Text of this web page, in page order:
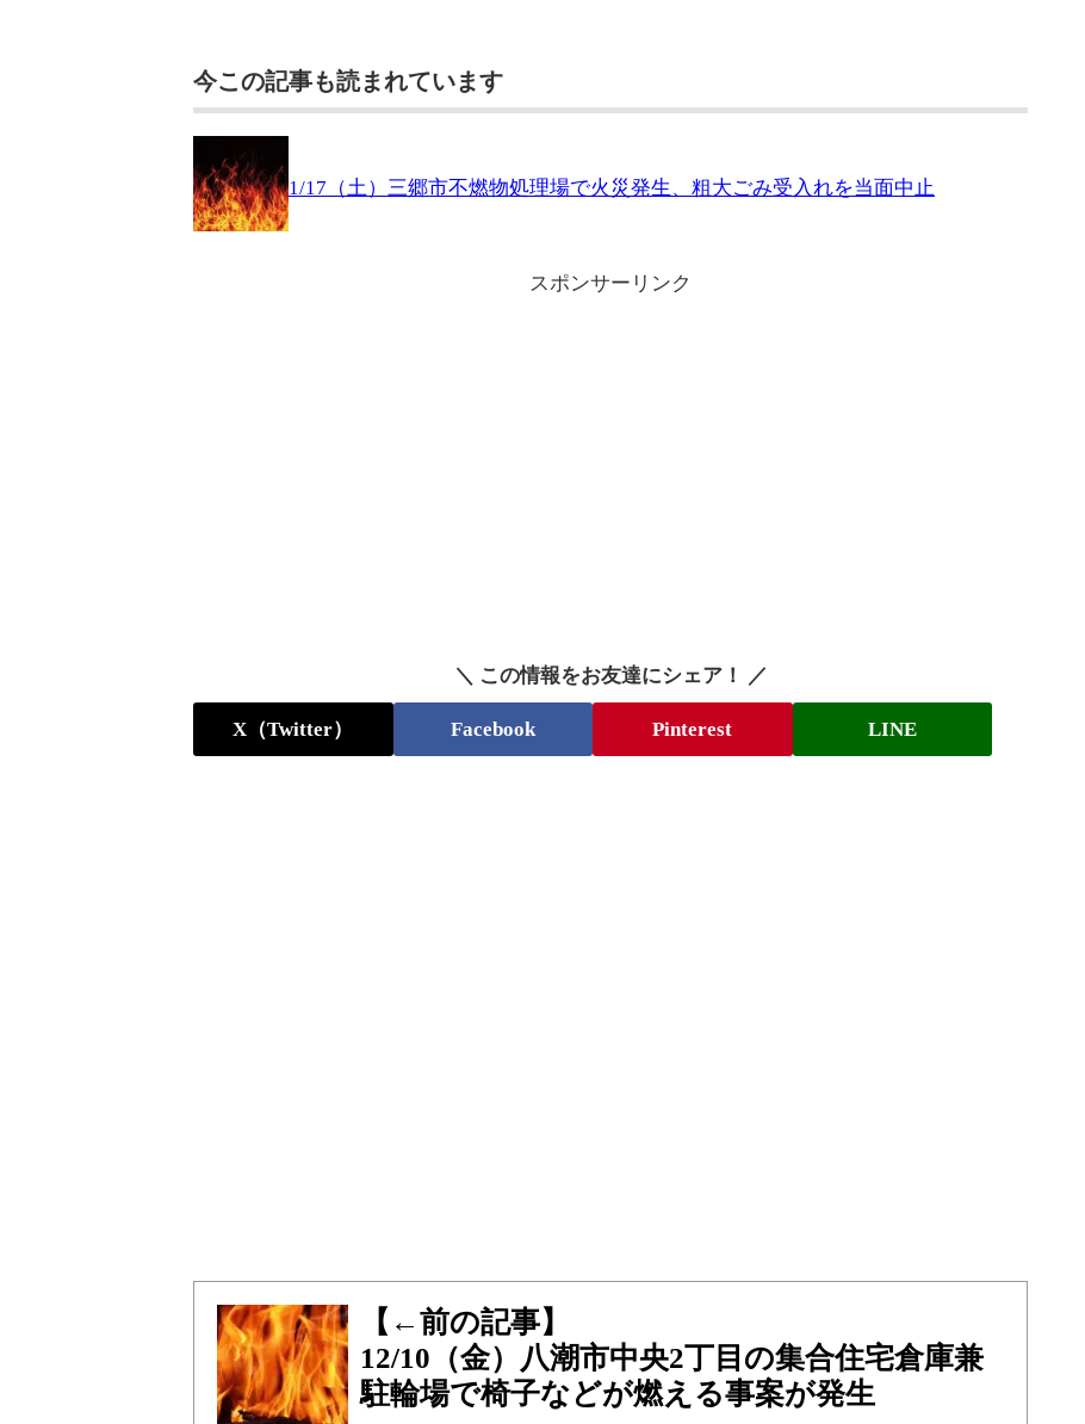
今この記事も読まれています
1/17（土）三郷市不燃物処理場で火災発生、粗大ごみ受入れを当面中止
スポンサーリンク
＼ この情報をお友達にシェア！ ／
X（Twitter） Facebook Pinterest LINE
【←前の記事】
12/10（金）八潮市中央2丁目の集合住宅倉庫兼
駐輪場で椅子などが燃える事案が発生